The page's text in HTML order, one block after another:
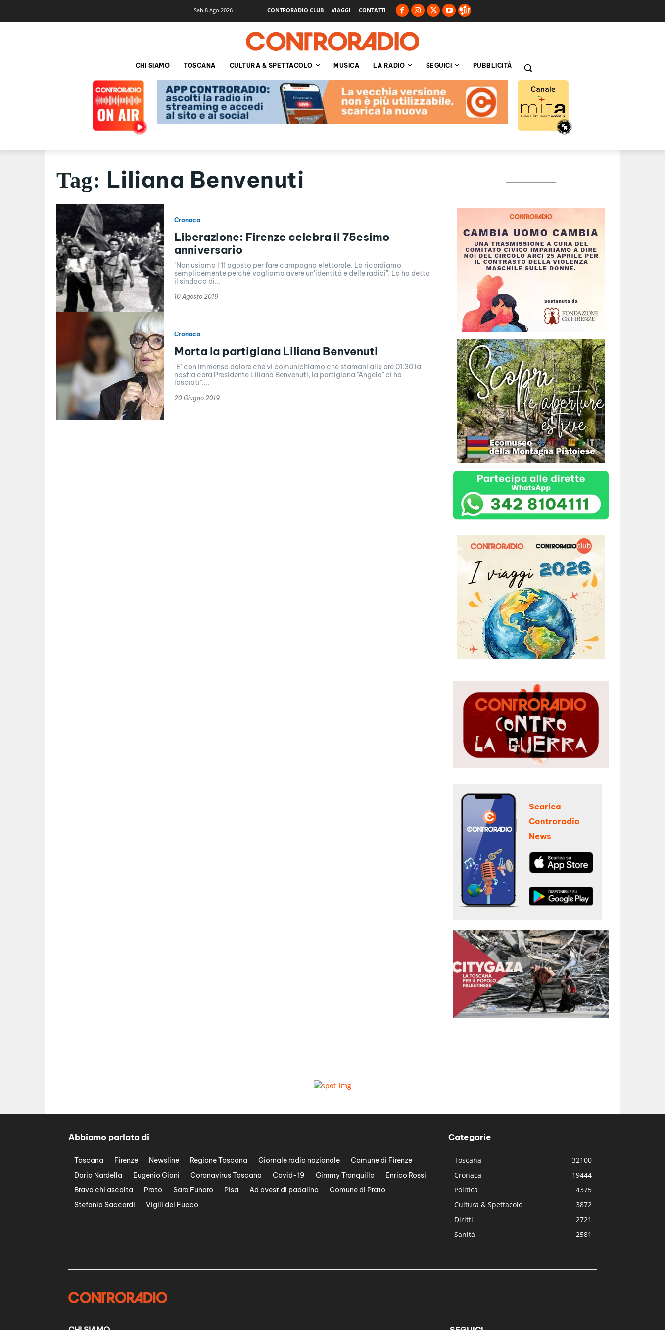
Sab 8 Ago 2026 CONTRORADIO CLUB VIAGGI CONTATTI
CHI SIAMO TOSCANA CULTURA & SPETTACOLO MUSICA LA RADIO SEGUICI PUBBLICITÀ
Tag: Liliana Benvenuti
Cronaca
Liberazione: Firenze celebra il 75esimo
anniversario
"Non usiamo l'11 agosto per fare campagna elettorale. Lo ricordiamo
semplicemente perché vogliamo avere un'identità e delle radici". Lo ha detto
il sindaco di...
10 Agosto 2019
Cronaca
Morta la partigiana Liliana Benvenuti
"E' con immenso dolore che vi comunichiamo che stamani alle ore 01.30 la
nostra cara Presidente Liliana Benvenuti, la partigiana "Angela" ci ha
lasciati"....
20 Giugno 2019
Scarica
Controradio
News
Abbiamo parlato di
Toscana Firenze Newsline Regione Toscana Giornale radio nazionale
Comune di Firenze
Dario Nardella
Eugenio Giani Coronavirus Toscana Covid-19 Gimmy Tranquillo
Enrico Rossi
Bravo chi ascolta
Prato Sara Funaro Pisa Ad ovest di padalino
Comune di Prato
Stefania Saccardi
Vigili del Fuoco
Categorie
Toscana
32100
Cronaca
19444
Politica
4375
Cultura & Spettacolo
3872
Diritti
2721
Sanità
2581